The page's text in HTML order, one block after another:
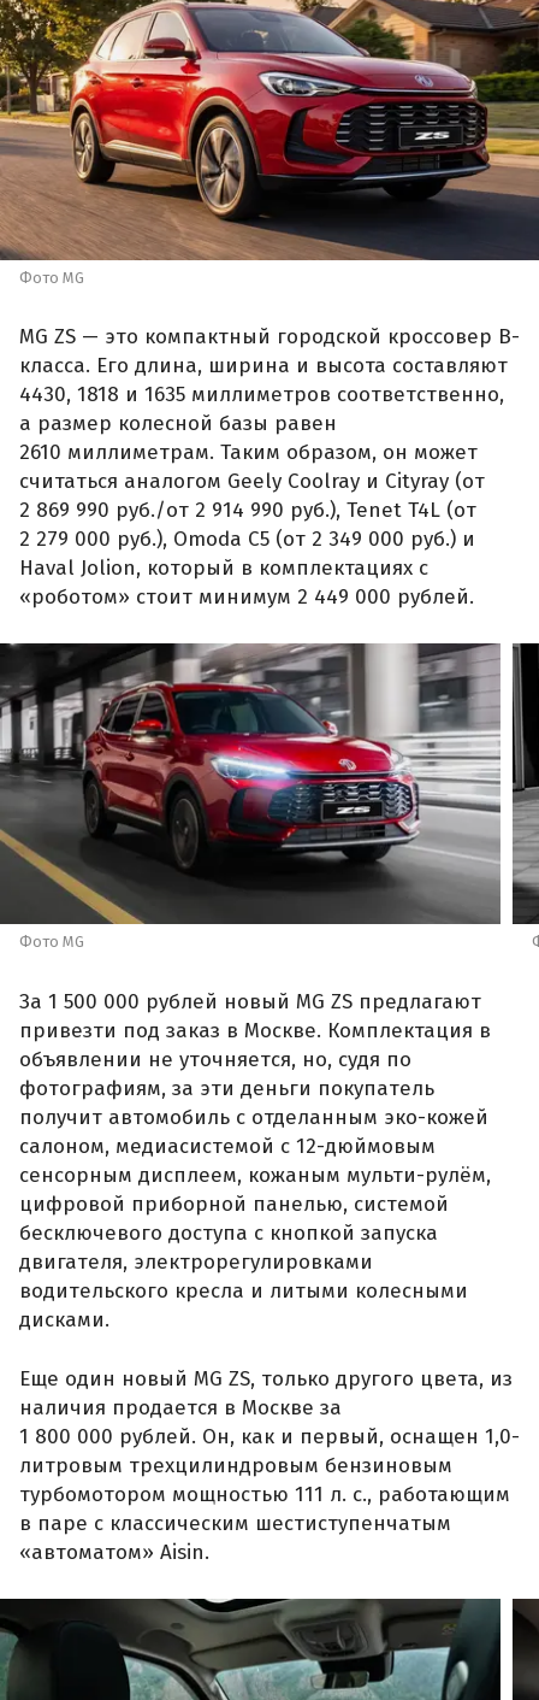
Фото MG
MG ZS — это компактный городской кроссовер B-
класса. Его длина, ширина и высота составляют
4430, 1818 и 1635 миллиметров соответственно,
а размер колесной базы равен
2610 миллиметрам. Таким образом, он может
считаться аналогом Geely Coolray и Cityray (от
2 869 990 руб./от 2 914 990 руб.), Tenet T4L (от
2 279 000 руб.), Omoda C5 (от 2 349 000 руб.) и
Haval Jolion, который в комплектациях с
«роботом» стоит минимум 2 449 000 рублей.
Фото MG
За 1 500 000 рублей новый MG ZS предлагают
привезти под заказ в Москве. Комплектация в
объявлении не уточняется, но, судя по
фотографиям, за эти деньги покупатель
получит автомобиль с отделанным эко-кожей
салоном, медиасистемой с 12-дюймовым
сенсорным дисплеем, кожаным мульти-рулём,
цифровой приборной панелью, системой
бесключевого доступа с кнопкой запуска
двигателя, электрорегулировками
водительского кресла и литыми колесными
дисками.
Еще один новый MG ZS, только другого цвета, из
наличия продается в Москве за
1 800 000 рублей. Он, как и первый, оснащен 1,0-
литровым трехцилиндровым бензиновым
турбомотором мощностью 111 л. с., работающим
в паре с классическим шестиступенчатым
«автоматом» Aisin.